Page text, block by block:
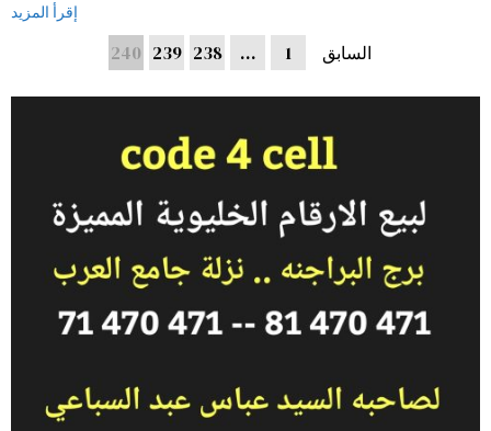
إقرأ المزيد
السابق 1
…
238
239
240